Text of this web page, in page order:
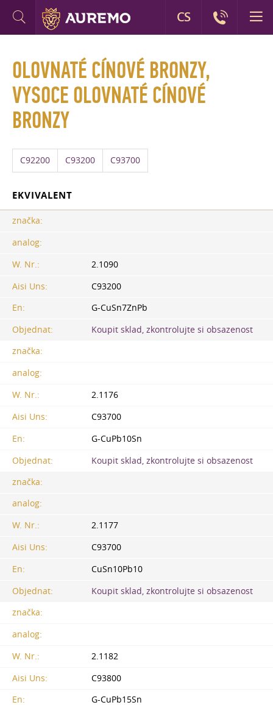
OLOVNATÉ CÍNOVÉ BRONZY,
VYSOCE OLOVNATÉ CÍNOVÉ
BRONZY
C92200 C93200 C93700
EKVIVALENT
značka:
analog:
W. Nr.:
2.1090
Aisi Uns:
C93200
En:
G-CuSn7ZnPb
Objednat:
Koupit sklad, zkontrolujte si obsazenost
značka:
analog:
W. Nr.:
2.1176
Aisi Uns:
C93700
En:
G-CuPb10Sn
Objednat:
Koupit sklad, zkontrolujte si obsazenost
značka:
analog:
W. Nr.:
2.1177
Aisi Uns:
C93700
En:
CuSn10Pb10
Objednat:
Koupit sklad, zkontrolujte si obsazenost
značka:
analog:
W. Nr.:
2.1182
Aisi Uns:
C93800
En:
G-CuPb15Sn
CS